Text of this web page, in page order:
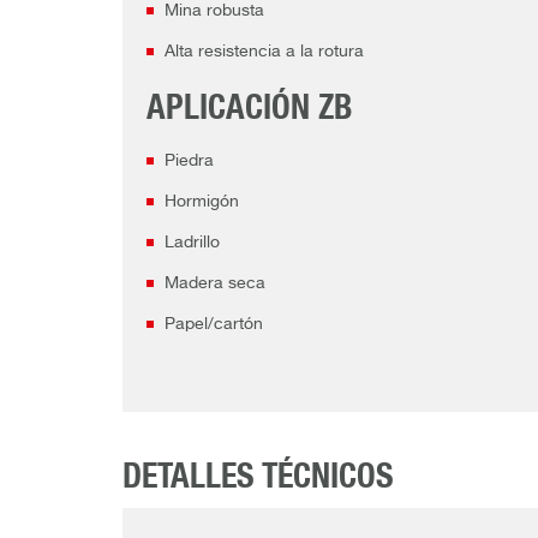
Mina robusta
Alta resistencia a la rotura
APLICACIÓN ZB
Piedra
Hormigón
Ladrillo
Madera seca
Papel/cartón
DETALLES TÉCNICOS